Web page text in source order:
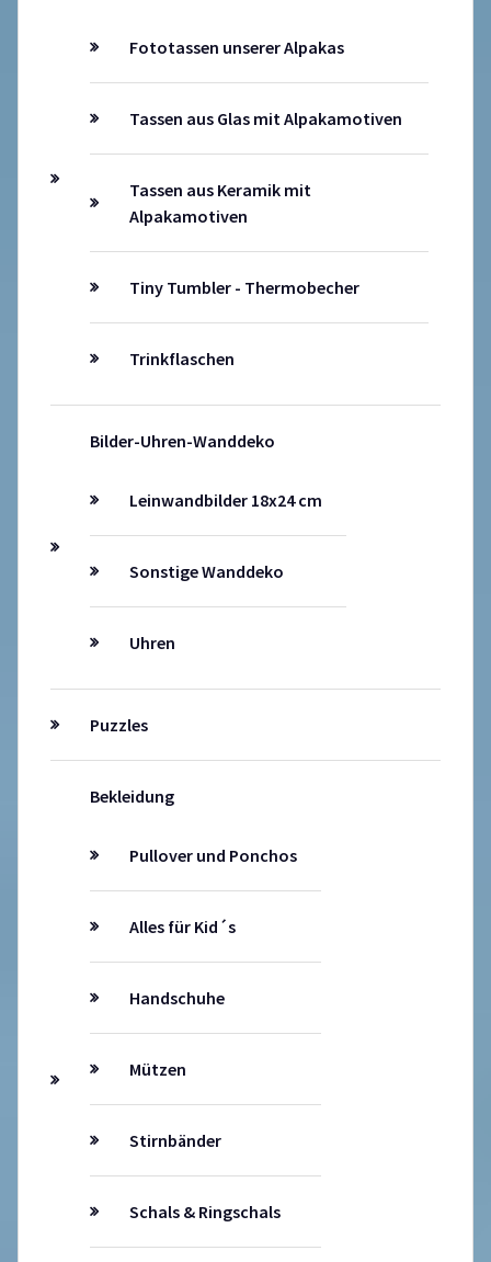
Fototassen unserer Alpakas
Tassen aus Glas mit Alpakamotiven
Tassen aus Keramik mit
Alpakamotiven
Tiny Tumbler - Thermobecher
Trinkflaschen
Bilder-Uhren-Wanddeko
Leinwandbilder 18x24 cm
Sonstige Wanddeko
Uhren
Puzzles
Bekleidung
Pullover und Ponchos
Alles für Kid´s
Handschuhe
Mützen
Stirnbänder
Schals & Ringschals